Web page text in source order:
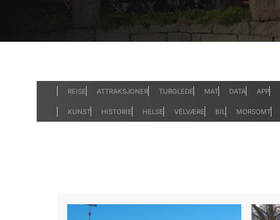
REISE ATTRAKSJONER TURGLEDE MAT DATA APP
KUNST HISTORIE HELSE VELVÆRE BIL MORSOMT